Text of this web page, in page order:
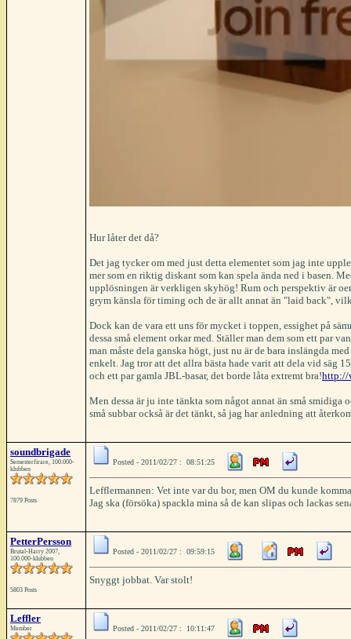
Hur låter det då?
Det jag tycker om med just detta elementet som jag inte
mer som en riktig diskant som kan spela ända ned i basen.
upplösningen är verkligen skyhög! Rum och perspektiv är
grym känsla för timing och de är allt annat än "laid back",
Dock kan de vara ett uns för mycket i toppen, essighet på
dessa små element orkar med. Ställer man dem som ett par
man måste dela ganska högt, just nu är de bara inslängda
enkelt. Jag tror att det allra bästa hade varit att dela vid säg
och ett par gamla JBL-basar, det borde låta extremt bra!http://
Men dessa är ju inte tänkta som något annat än små
små subbar också är det tänkt, så jag har anledning att
soundbrigade
Semesterfirare, 100.000-
klubben
7879 Posts
Posted - 2011/02/27 : 08:51:25
Lefflermannen: Vet inte var du bor, men OM du kunde
Jag ska (försöka) spackla mina så de kan slipas och lackas
PetterPersson
Brutal-Harry 2007,
100.000-klubben
5803 Posts
Posted - 2011/02/27 : 09:59:15
Snyggt jobbat. Var stolt!
Leffler
Member Posted - 2011/02/27 : 10:11:47